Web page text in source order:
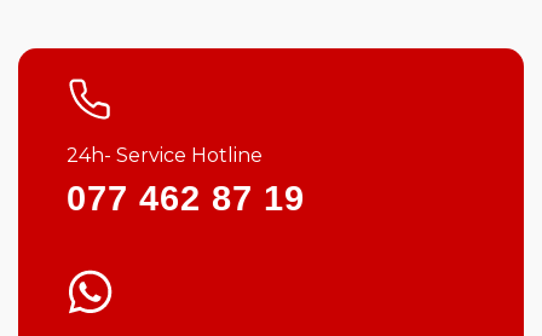
24h- Service Hotline
077 462 87 19